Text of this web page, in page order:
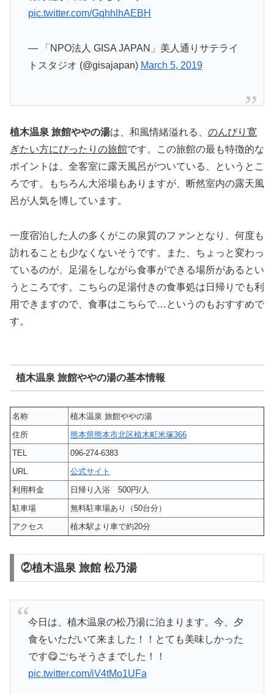
pic.twitter.com/GqhhlhAEBH
— 「NPO法人 GISA JAPAN」美人通りサテライ
トスタジオ (@gisajapan) March 5, 2019
植木温泉 旅館ややの湯は、和風情緒溢れる、 のんびり寛
ぎたい方にぴったりの旅館です。この旅館の最も特徴的な
ポイントは、全客室に露天風呂がついている、というとこ
ろです。もちろん大浴場もありますが、断然室内の露天風
呂が人気を博しています。
一度宿泊した人の多くがこの泉質のファンとなり、何度も
訪れることも少なくないそうです。また、ちょっと変わっ
ているのが、足湯をしながら食事ができる場所があるとい
うところです。こちらの足湯付きの食事処は日帰りでも利
用できますので、食事はこちらで…というのもおすすめで
す。
植木温泉 旅館ややの湯の基本情報
名称
植木温泉 旅館ややの湯
住所
熊本県熊本市北区植木町米塚366
TEL
096-274-6383
URL
公式サイト
利用料金
日帰り入浴 500円/人
駐車場
無料駐車場あり（50台分）
アクセス
植木駅より車で約20分
②植木温泉 旅館 松乃湯
今日は、植木温泉の松乃湯に泊まります。今、夕
食をいただいて来ました！！とても美味しかった
です😋ごちそうさまでした！！
pic.twitter.com/iV4tMo1UFa